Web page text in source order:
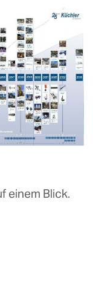
einem Blick.